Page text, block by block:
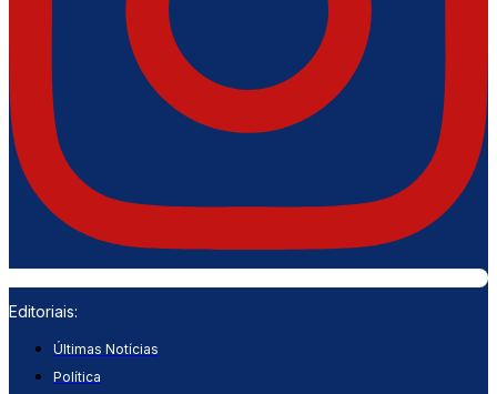
Editoriais:
Últimas Notícias
Política